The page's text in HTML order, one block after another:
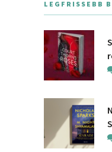
LEGFRISSEBB